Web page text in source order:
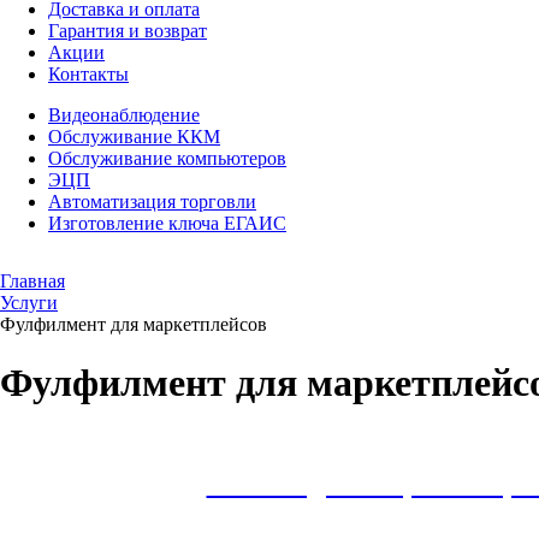
Доставка и оплата
Гарантия и возврат
Акции
Контакты
Видеонаблюдение
Обслуживание ККМ
Обслуживание компьютеров
ЭЦП
Автоматизация торговли
Изготовление ключа ЕГАИС
Главная
Услуги
Фулфилмент для маркетплейсов
Фулфилмент для